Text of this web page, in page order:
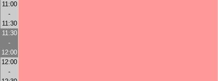
11:00
-
11:30
11:30
-
12:00
12:00
-